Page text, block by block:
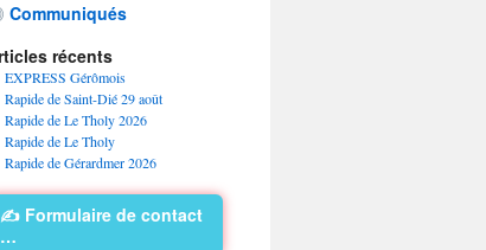
Communiqués
récents
EXPRESS Gérômois
Rapide de Saint-Dié 29 août
Rapide de Le Tholy 2026
Rapide de Le Tholy
Rapide de Gérardmer 2026
✍️ Formulaire de contact
…